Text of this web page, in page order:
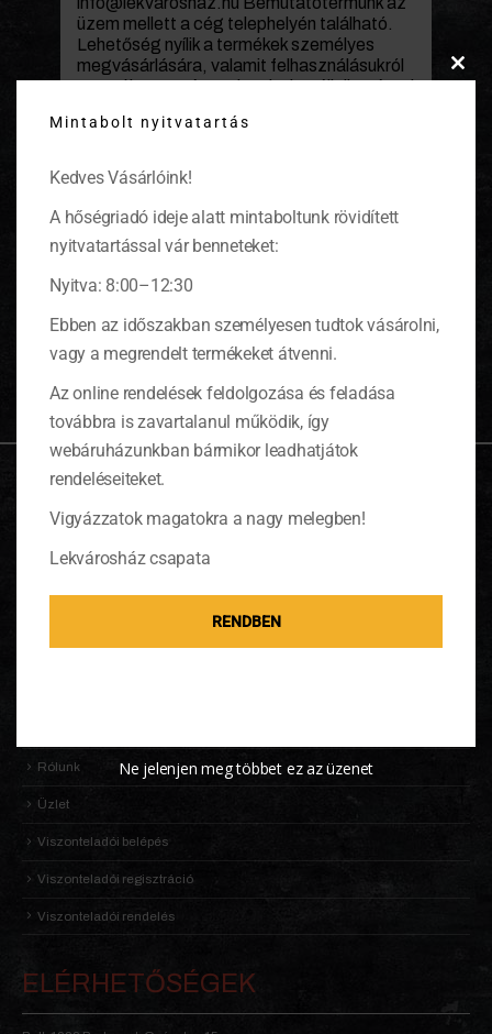
üzem mellett a cég telephelyén található.
Lehetőség nyílik a termékek személyes
megvásárlására, valamit felhasználásukról
személyes tanácsot is adunk. Vállalkozásunk
előállítása, forgalmazása. Fő...
KOSÁR
KOSÁR
Nincsenek termékek a kosárban.
OLDALTÉRKÉP
Rólunk
Üzlet
Viszonteladói belépés
Viszonteladói regisztráció
Viszonteladói rendelés
ELÉRHETŐSÉGEK
Mintabolt nyitvatartás
Kedves Vásárlóink!
A hőségriadó ideje alatt mintaboltunk rövidített
nyitvatartással vár benneteket:
Nyitva: 8:00–12:30
Ebben az időszakban személyesen tudtok vásárolni,
vagy a megrendelt termékeket átvenni.
Az online rendelések feldolgozása és feladása
továbbra is zavartalanul működik, így
webáruházunkban bármikor leadhatjátok
rendeléseiteket.
Vigyázzatok magatokra a nagy melegben!
Lekvárosház csapata
RENDBEN
Ne jelenjen meg többet ez az üzenet